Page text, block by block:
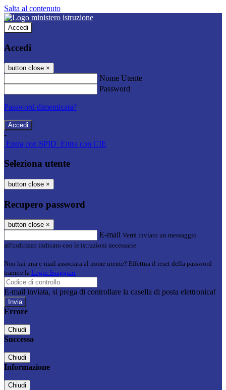
Salta al contenuto
Accedi
Accedi
button close ×
Nome Utente
Password
Password dimenticata?
-
Entra con SPID Entra con CIE
Seleziona utente
button close ×
Recupero password
button close ×
E-mail Verrà inviato un messaggio
all'indirizzo indicato con le istruzioni necessarie.
Non hai una e-mail associata al nome utente? Effettua il reset della password
tramite la Login Spaggiari
E-mail inviata, si prega di controllare la casella di posta elettronica!
Errore
Chiudi
Successo
Chiudi
Informazione
Chiudi